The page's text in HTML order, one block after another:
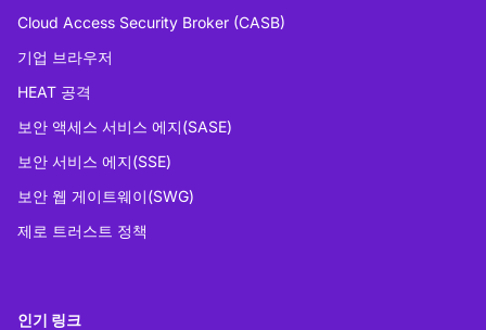
Cloud Access Security Broker (CASB)
기업 브라우저
HEAT 공격
보안 액세스 서비스 에지(SASE)
보안 서비스 에지(SSE)
보안 웹 게이트웨이(SWG)
제로 트러스트 정책
인기 링크